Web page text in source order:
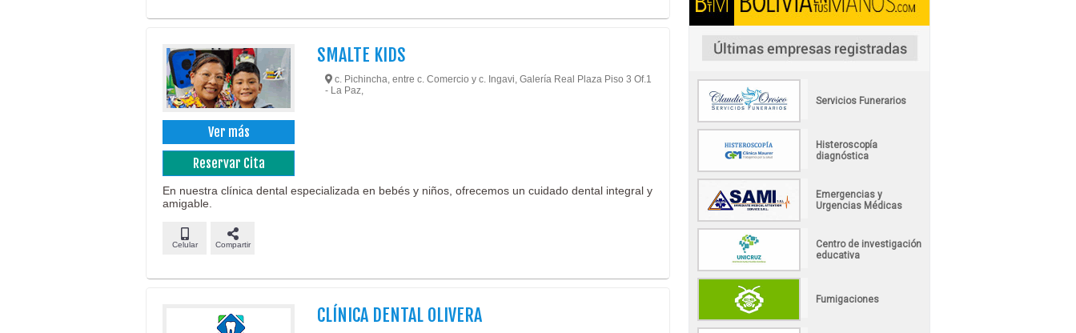
Ver más
Reservar Cita
SMALTE KIDS
c. Pichincha, entre c. Comercio y c. Ingavi, Galería Real Plaza Piso 3 Of.1
- La Paz,
En nuestra clínica dental especializada en bebés y niños, ofrecemos un cuidado dental integral y
amigable.
Celular Compartir
CLÍNICA DENTAL OLIVERA
Servicios Funerarios
Histeroscopía
diagnóstica
Emergencias y
Urgencias Médicas
Centro de investigación
educativa
Fumigaciones